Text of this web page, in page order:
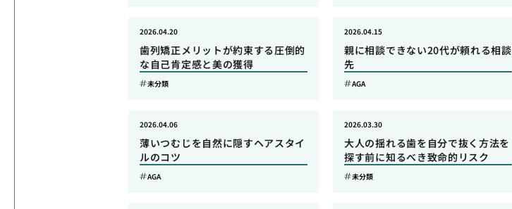
歯列矯正メリットが約束する圧倒的
な自己肯定感と美の獲得
2026.04.20
未分類
親に相談できない20代が頼れる相談
先
2026.04.15
AGA
薄いつむじを自然に隠すヘアスタイ
ルのコツ
2026.04.06
AGA
大人の揺れる歯を自分で抜く方法を
探す前に知るべき致命的リスク
2026.03.30
未分類